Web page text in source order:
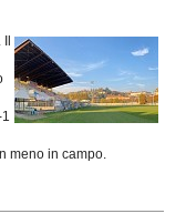
meno in campo.